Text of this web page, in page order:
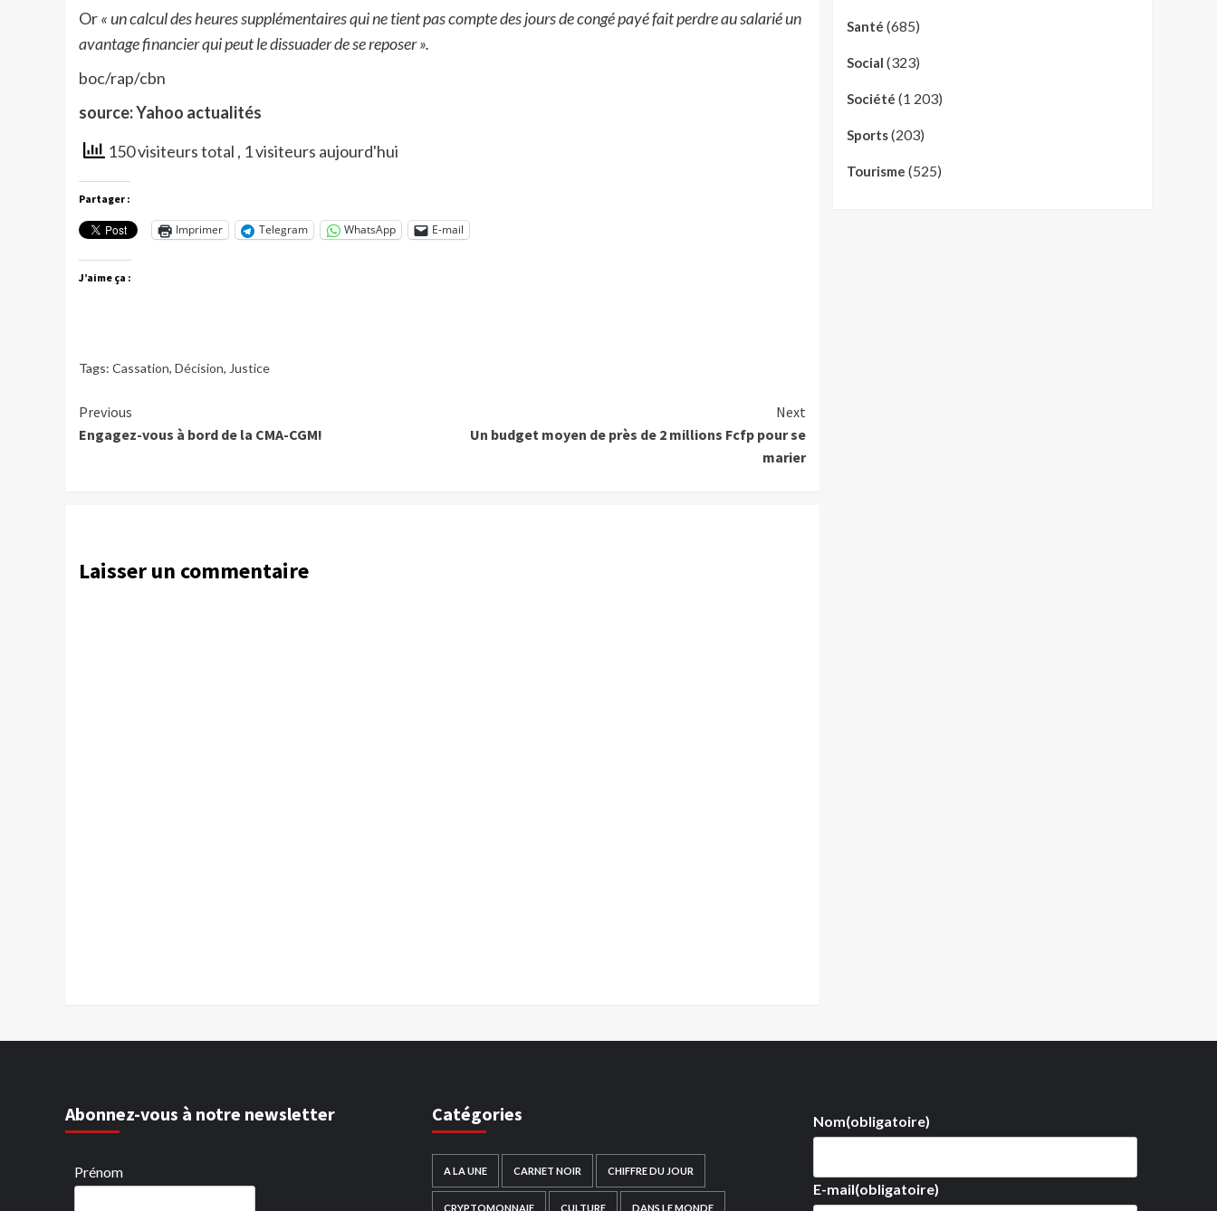
Or« un calcul des heures supplémentaires qui ne tient pas compte des jours de congé payé fait perdre au salarié un
avantage financier qui peut le dissuader de se reposer ».
boc/rap/cbn
source: Yahoo actualités
150 visiteurs total , 1 visiteurs aujourd'hui
Partager :
Imprimer Telegram WhatsApp E-mail
J’aime ça :
Tags: Cassation, Décision, Justice
Continue
Reading
Previous
Engagez-vous à bord de la CMA-CGM!
Next
Un budget moyen de près de 2 millions Fcfp pour se
marier
Laisser un commentaire
Santé (685)
Social (323)
Société (1 203)
Sports(203)
Tourisme (525)
Abonnez-vous à notre newsletter
Prénom
Catégories
A LA UNE CARNET NOIR CHIFFRE DU JOUR
CRYPTOMONNAIE CULTURE DANS LE MONDE
Nom(obligatoire)
E-mail(obligatoire)